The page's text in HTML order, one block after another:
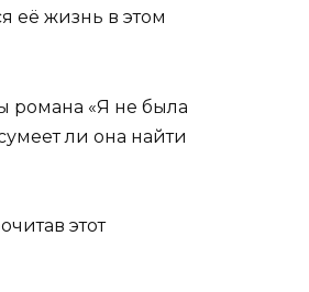
её жизнь в этом
романа «Я не была
ли она найти
этот